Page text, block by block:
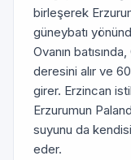
birleşerek
güneybatı
Ovanın
deresini alır ve
girer. Erzincan
Erzurumun
suyunu da
eder.